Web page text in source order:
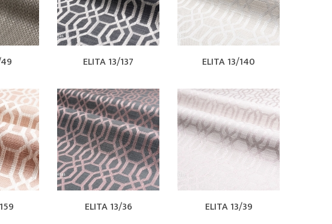
ELITA 13/137 ELITA 13/140
ELITA 13/36 ELITA 13/39